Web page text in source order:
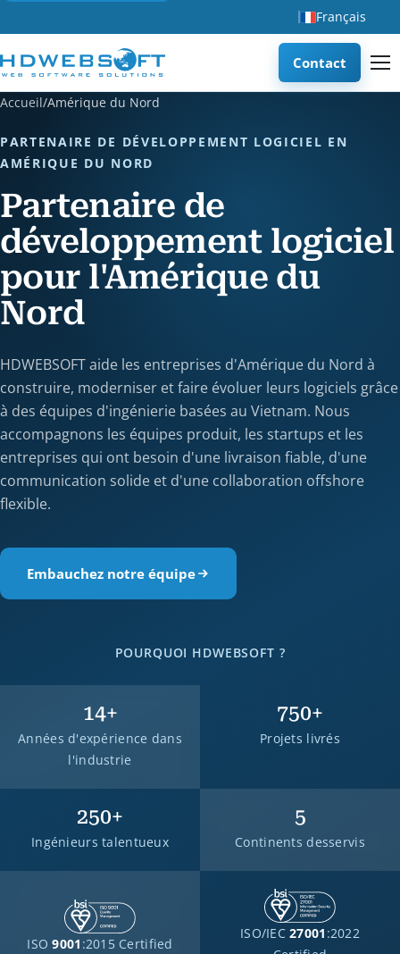
Français
Contact
Accueil/Amérique du Nord
PARTENAIRE DE DÉVELOPPEMENT LOGICIEL EN
AMÉRIQUE DU NORD
Partenaire de
développement logiciel
pour l'Amérique du
Nord
HDWEBSOFT aide les entreprises d'Amérique du Nord à
construire, moderniser et faire évoluer leurs logiciels grâce
à des équipes d'ingénierie basées au Vietnam. Nous
accompagnons les équipes produit, les startups et les
entreprises qui ont besoin d'une livraison fiable, d'une
communication solide et d'une collaboration offshore
flexible.
Embauchez notre équipe
POURQUOI HDWEBSOFT ?
14+
Années d'expérience dans
l'industrie
750+
Projets livrés
250+
Ingénieurs talentueux
5
Continents desservis
ISO9001 :2015 Certified
ISO/IEC27001 :2022